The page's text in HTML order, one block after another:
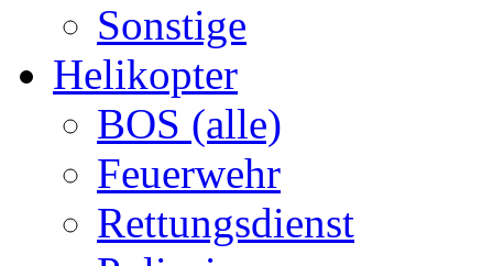
Sonstige
Helikopter
BOS (alle)
Feuerwehr
Rettungsdienst